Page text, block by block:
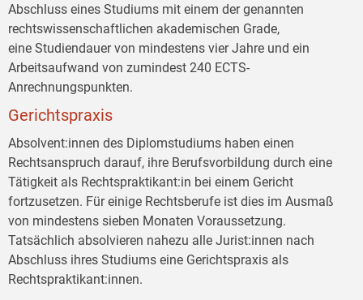
Abschluss eines Studiums mit einem der genannten
rechtswissenschaftlichen akademischen Grade,
eine Studiendauer von mindestens vier Jahre und ein
Arbeitsaufwand von zumindest 240 ECTS-
Anrechnungspunkten.
Gerichtspraxis
Absolvent:innen des Diplomstudiums haben einen
Rechtsanspruch darauf, ihre Berufsvorbildung durch eine
Tätigkeit als Rechtspraktikant:in bei einem Gericht
fortzusetzen. Für einige Rechtsberufe ist dies im Ausmaß
von mindestens sieben Monaten Voraussetzung.
Tatsächlich absolvieren nahezu alle Jurist:innen nach
Abschluss ihres Studiums eine Gerichtspraxis als
Rechtspraktikant:innen.